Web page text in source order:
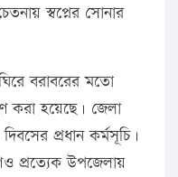
স্বপ্নের সোনার
বরাবরের মতো
করা হয়েছে। জেলা
প্রধান কর্মসূচি।
প্রত্যেক উপজেলায়